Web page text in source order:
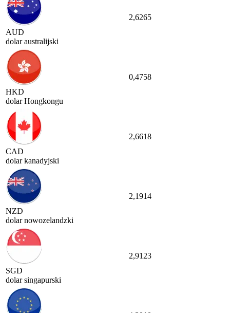
AUD
dolar australijski
2,6265
HKD
dolar Hongkongu
0,4758
CAD
dolar kanadyjski
2,6618
NZD
dolar nowozelandzki
2,1914
SGD
dolar singapurski
2,9123